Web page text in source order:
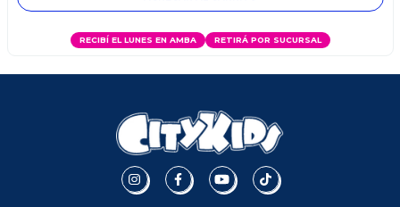
RECIBÍ EL LUNES EN AMBA RETIRÁ POR SUCURSAL